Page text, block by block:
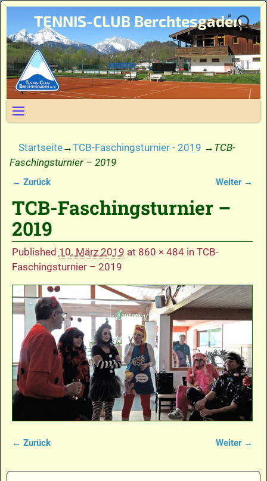
TENNIS-CLUB Berchtesgaden
Startseite→TCB-Faschingsturnier - 2019 → TCB-
Faschingsturnier – 2019
← Zurück Weiter →
TCB-Faschingsturnier –
2019
Published 10. März 2019 at 860 × 484in TCB-
Faschingsturnier – 2019
← Zurück Weiter →